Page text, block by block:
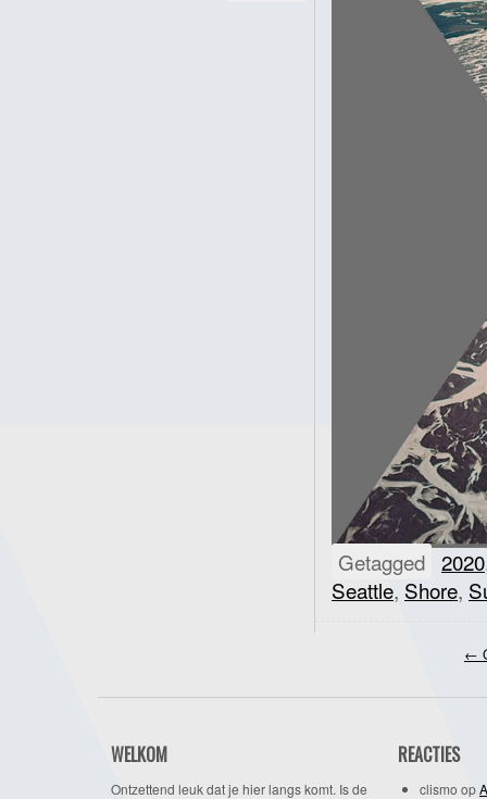
Getagged 2020
Seattle, Shore,
←
WELKOM
Ontzettend leuk dat je hier langs komt. Is de
REACTIES
clismo op